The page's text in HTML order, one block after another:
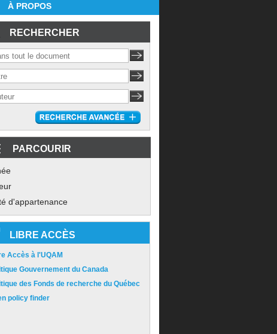
À PROPOS
RECHERCHER
PARCOURIR
d'appartenance
LIBRE ACCÈS
Accès à l'UQAM
Gouvernement du Canada
des Fonds de recherche du Québec
policy finder